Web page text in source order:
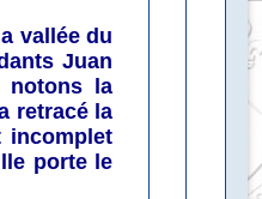
vallée du
Juan
notons la
retracé la
incomplet
porte le